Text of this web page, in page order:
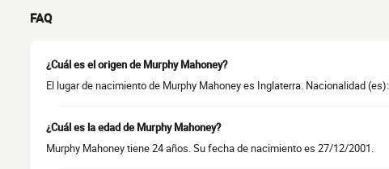
FAQ
¿Cuál es el origen de Murphy Mahoney?
El lugar de nacimiento de Murphy Mahoney es Inglaterra. Nacionalidad
¿Cuál es la edad de Murphy Mahoney?
Murphy Mahoney tiene 24 años. Su fecha de nacimiento es 27/12/2001.